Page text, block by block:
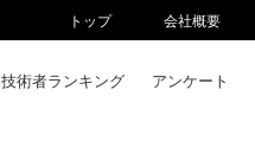
トップ 会社概要
技術者ランキング アンケート